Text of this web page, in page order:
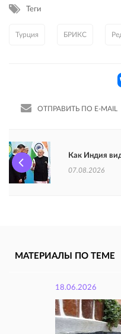
Теги
Турция БРИКС
ОТПРАВИТЬ ПО E-MAIL
Как Индия
07.08.2026
МАТЕРИАЛЫ ПО ТЕМЕ
18.06.2026